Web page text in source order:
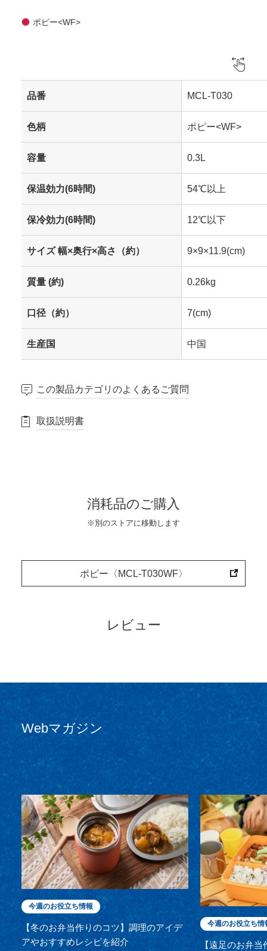
ポピー<WF>
品番 MCL-T030
色柄 ポピー<WF>
容量 0.3L
保温効力(6時間) 54℃以上
保冷効力(6時間) 12℃以下
サイズ 幅×奥行×高さ（約） 9×9×11.9(cm)
質量 (約) 0.26kg
口径（約） 7(cm)
生産国 中国
この製品カテゴリのよくあるご質問
取扱説明書
消耗品のご購入
※別のストアに移動します
ポピー〈MCL-T030WF〉
レビュー
Webマガジン
今週のお役立ち情報
【冬のお弁当作りのコツ】調理のアイデ
アやおすすめレシピを紹介
今週のお役立ち情
【遠足のお弁